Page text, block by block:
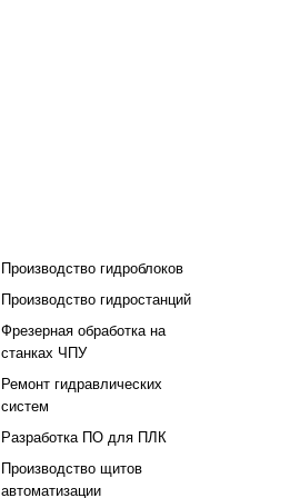
Производство гидроблоков
Производство гидростанций
Фрезерная обработка на
станках ЧПУ
Ремонт гидравлических
систем
Разработка ПО для ПЛК
Производство щитов
автоматизации